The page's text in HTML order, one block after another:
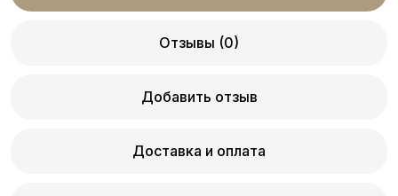
Отзывы (0)
Добавить отзыв
Доставка и оплата